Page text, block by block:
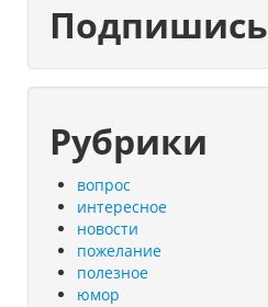
Подпишись
Рубрики
вопрос
интересное
новости
пожелание
полезное
юмор